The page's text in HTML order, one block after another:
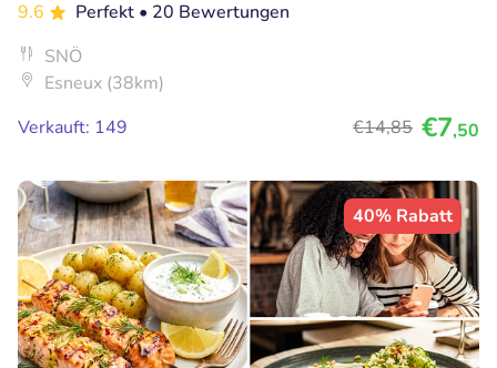
9.6
Perfekt • 20 Bewertungen
SNÖ
Esneux (38km)
Verkauft: 149
€14,85 €7,50
40% Rabatt